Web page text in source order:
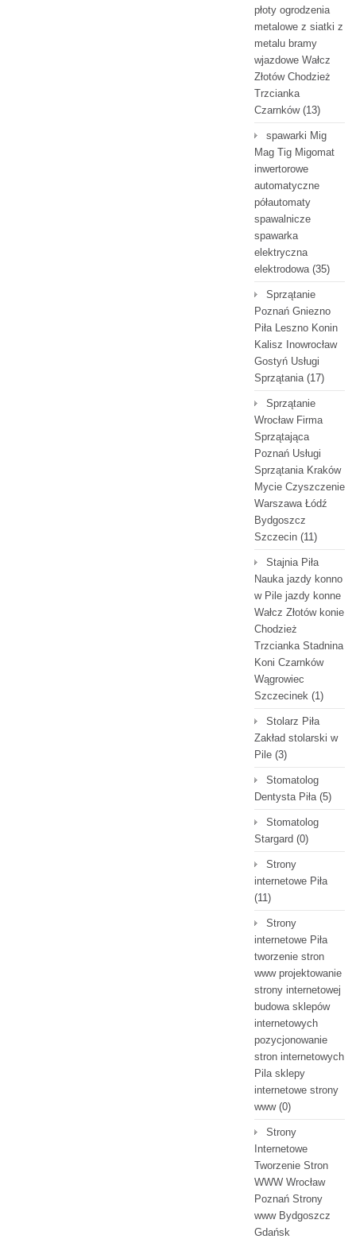
płoty ogrodzenia
metalowe z siatki z
metalu bramy
wjazdowe Wałcz
Złotów Chodzież
Trzcianka
Czarnków(13)
spawarki Mig
Mag Tig Migomat
inwertorowe
automatyczne
półautomaty
spawalnicze
spawarka
elektryczna
elektrodowa(35)
Sprzątanie
Poznań Gniezno
Piła Leszno Konin
Kalisz Inowrocław
Gostyń Usługi
Sprzątania(17)
Sprzątanie
Wrocław Firma
Sprzątająca
Poznań Usługi
Sprzątania Kraków
Mycie Czyszczenie
Warszawa Łódź
Bydgoszcz
Szczecin (11)
Stajnia Piła
Nauka jazdy konno
w Pile jazdy konne
Wałcz Złotów konie
Chodzież
Trzcianka Stadnina
Koni Czarnków
Wągrowiec
Szczecinek (1)
Stolarz Piła
Zakład stolarski w
Pile (3)
Stomatolog
Dentysta Piła(5)
Stomatolog
Stargard (0)
Strony
internetowe Piła
(11)
Strony
internetowe Piła
tworzenie stron
www projektowanie
strony internetowej
budowa sklepów
internetowych
pozycjonowanie
stron internetowych
Pila sklepy
internetowe strony
www(0)
Strony
Internetowe
Tworzenie Stron
WWW Wrocław
Poznań Strony
www Bydgoszcz
Gdańsk